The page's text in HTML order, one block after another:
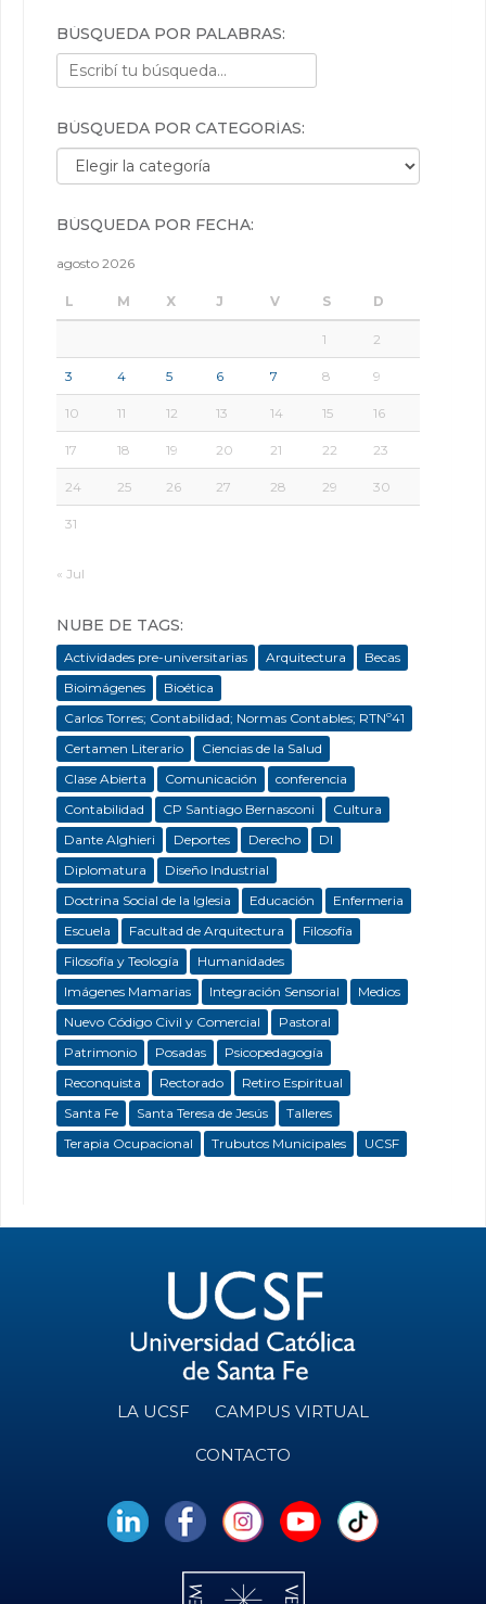
BÚSQUEDA POR PALABRAS:
BÚSQUEDA POR CATEGORÍAS:
Búsqueda por categorías:
BÚSQUEDA POR FECHA:
agosto 2026
L M X J V S D
1 2
3 4 5 6 7 8 9
10 11 12 13 14 15 16
17 18 19 20 21 22 23
24 25 26 27 28 29 30
31
« Jul
NUBE DE TAGS:
Actividades pre-universitarias Arquitectura
Becas
Bioimágenes
Bioética
Carlos Torres; Contabilidad; Normas Contables; RTNº41
Certamen Literario
Ciencias de la Salud
Clase Abierta
Comunicación
conferencia
Contabilidad
CP Santiago Bernasconi
Cultura
Dante Alghieri
Deportes Derecho
DI
Diplomatura
Diseño Industrial
Doctrina Social de la Iglesia
Educación
Enfermeria
Escuela
Facultad de Arquitectura
Filosofía
Filosofía y Teología
Humanidades
Imágenes Mamarias
Integración Sensorial
Medios
Nuevo Código Civil y Comercial
Pastoral
Patrimonio
Posadas
Psicopedagogía
Reconquista
Rectorado
Retiro Espiritual
Santa Fe
Santa Teresa de Jesús
Talleres
Terapia Ocupacional
Trubutos Municipales UCSF
LA UCSF CAMPUS VIRTUAL
CONTACTO